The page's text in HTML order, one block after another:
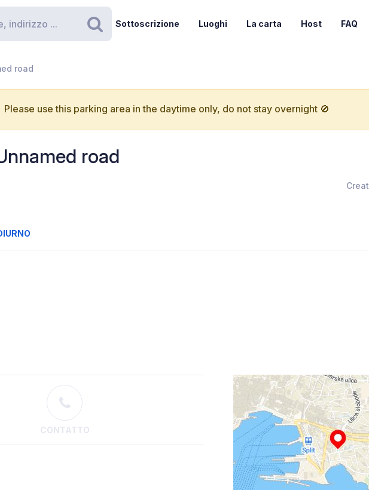
Ricerca
Sottoscrizione Luoghi La carta Host FAQ
road
Please use this parking area in the daytime only, do not stay overnight 🚫
road
CONTATTO